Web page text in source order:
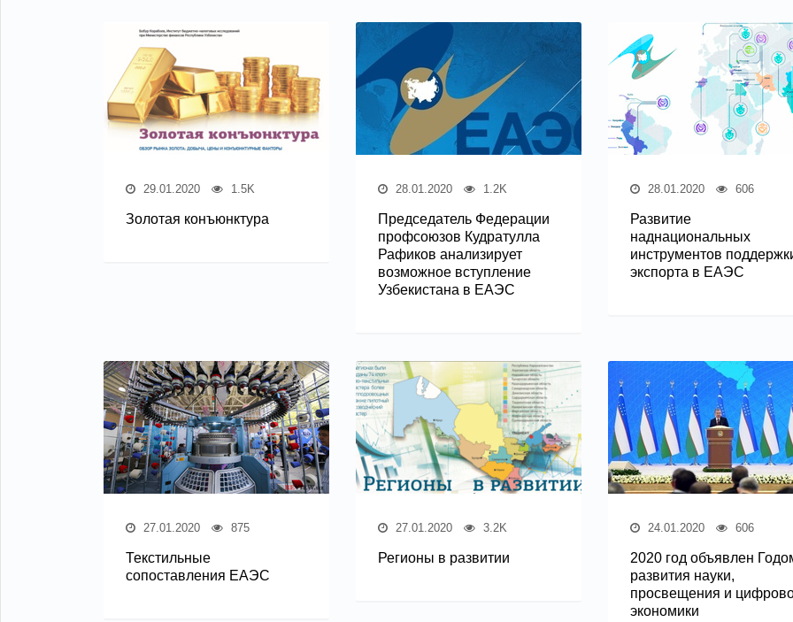
29.01.2020 1.5K
Золотая конъюнктура
28.01.2020 1.2K
Председатель Федерации
профсоюзов Кудратулла
Рафиков анализирует
возможное вступление
Узбекистана в ЕАЭС
28.01.2020 606
Развитие
наднациональных
инструментов
экспорта в ЕАЭС
27.01.2020 875
Текстильные
сопоставления ЕАЭС
27.01.2020 3.2K
Регионы в развитии
24.01.2020 606
2020 год объявлен
развития науки,
просвещения и
экономики